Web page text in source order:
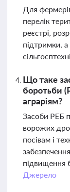
Для
перелік
реєстрі,
підтримки,
Що таке
боротьби
аграріям?
Засоби РЕБ
ворожих
посівам і
підвищення
Джерело